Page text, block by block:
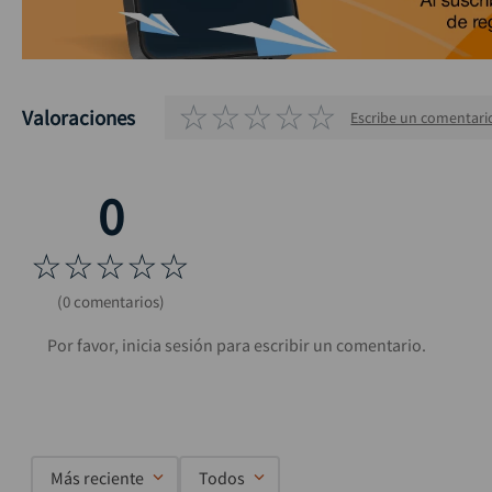
Valoraciones ☆☆☆☆☆ Escribe un
☆☆☆☆☆
(0 comentarios)
Más reciente Todos